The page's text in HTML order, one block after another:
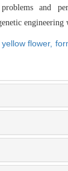
and
engineering
flower,